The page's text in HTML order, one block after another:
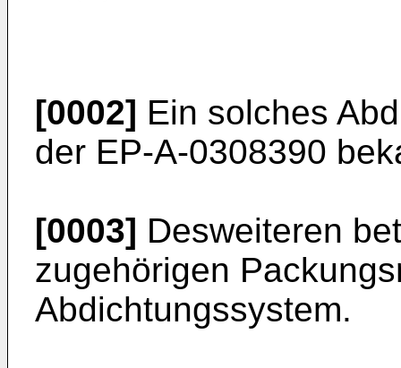
[0002] Ein solches
der EP-A-0308390
[0003] Desweiteren
zugehörigen
Abdichtungssystem.